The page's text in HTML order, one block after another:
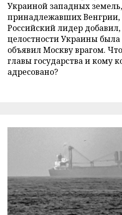
Украиной западных
принадлежавших
Российский лидер
целостности Украины была
объявил Москву врагом.
главы государства и кому
адресовано?